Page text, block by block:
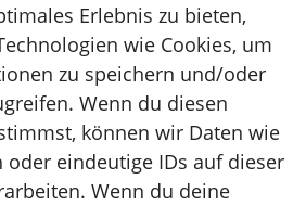
Erlebnis zu bieten,
wie Cookies, um
zu speichern und/oder
Wenn du diesen
können wir Daten wie
oder eindeutige IDs auf dieser
Wenn du deine